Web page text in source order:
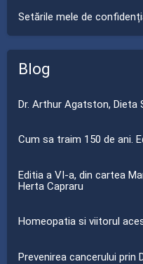
Setările mele de
Blog
Dr. Arthur Agatston, Dieta
Cum sa traim 150 de ani.
Editia a VI-a, din cartea
Herta Capraru
Homeopatia si viitorul
Prevenirea cancerului prin